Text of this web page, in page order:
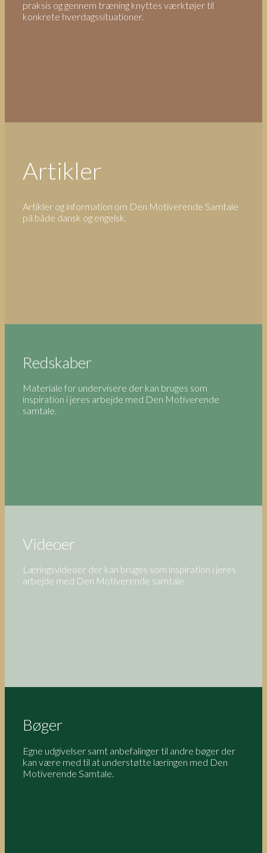
praksis og gennem træning knyttes værktøjer til
konkrete hverdagssituationer.
Artikler
Artikler og information om Den Motiverende Samtale
på både dansk og engelsk.
Redskaber
Materiale for undervisere der kan bruges som
inspiration i jeres arbejde med Den Motiverende
samtale.
Videoer
Læringsvideoer der kan bruges som inspiration i jeres
arbejde med Den Motiverende samtale.
Bøger
Egne udgivelser samt anbefalinger til andre bøger der
kan være med til at understøtte læringen med Den
Motiverende Samtale.